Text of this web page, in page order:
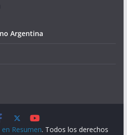
Argentina
en Resumen. Todos los derechos